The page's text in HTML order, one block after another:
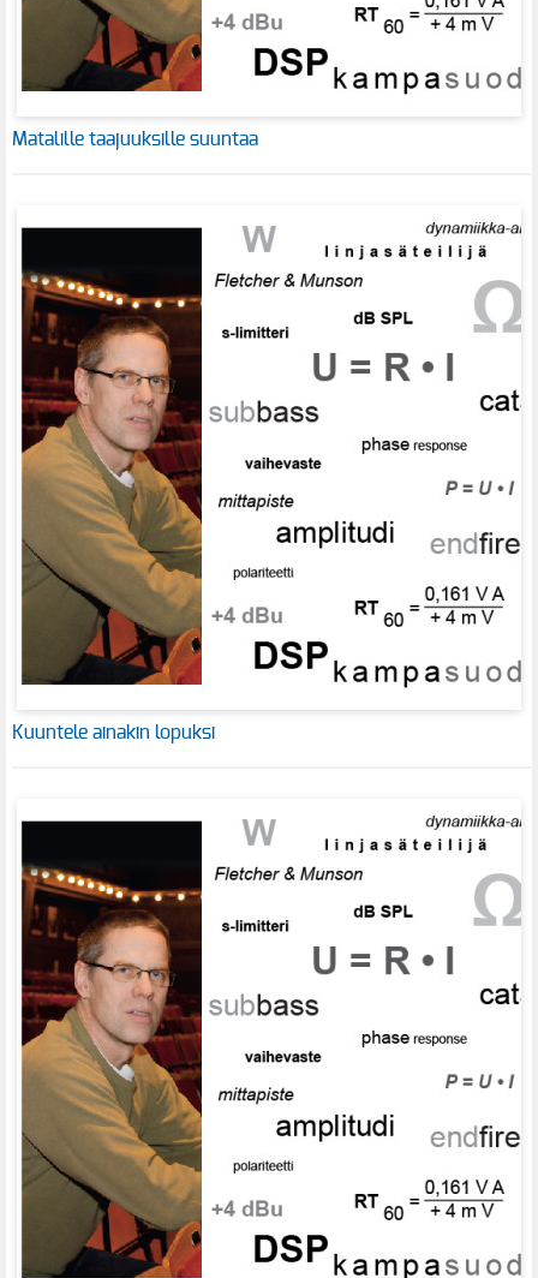
Matalille taajuuksille suuntaa
Kuuntele ainakin lopuksi